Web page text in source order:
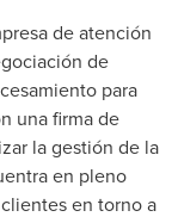
de atención
de
para
una firma de
la gestión de la
en pleno
en torno a